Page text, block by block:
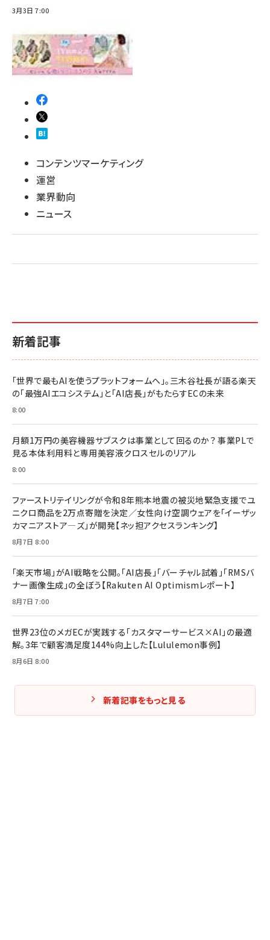
3月3日 7:00
コンテンツマーケティング
運営
業界動向
ニュース
新着記事
「世界で最もAIを使うプラットフォームへ」。三木谷社長が語る楽天
の「最強AIエコシステム」と「AI店長」がもたらすECの未来
8:00
月額1万円の美容機器サブスクは事業として回るのか？ 事業PLで
見る本体利用料と専用美容液クロスセルのリアル
8:00
ファーストリテイリングが令和8年熊本地震の被災地緊急支援でユ
ニクロ商品を2万点寄贈を決定／女性向け空調ウェアを「イーザッ
カマニアストア―ズ」が開発【ネッ担アクセスランキング】
8月7日 8:00
「楽天市場」がAI戦略を公開。「AI店長」「バーチャル試着」「RMSバ
ナー画像生成」の全ぼう【Rakuten AI Optimismレポート】
8月7日 7:00
世界23位のメガECが実践する「カスタマーサービス×AI」の最適
解。3年で顧客満足度144%向上した【Lululemon事例】
8月6日 8:00
新着記事をもっと見る